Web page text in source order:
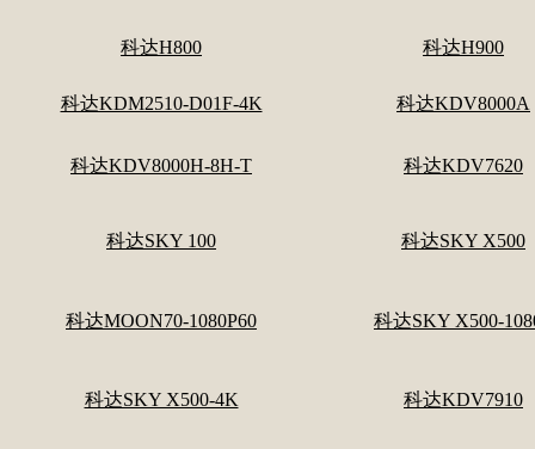
科达H800 科达H900
科达KDM2510-D01F-4K 科达KDV8000A
科达KDV8000H-8H-T 科达KDV7620
科达SKY 100 科达SKY X500
科达MOON70-1080P60 科达SKY X500-
科达SKY X500-4K 科达KDV7910